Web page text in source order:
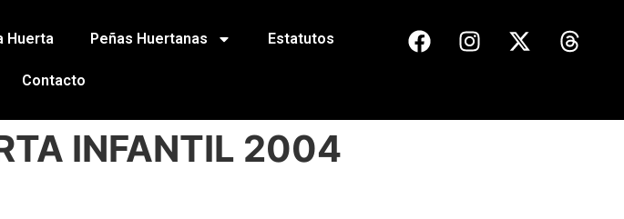
Huerta Peñas Huertanas Estatutos
Contacto
INFANTIL 2004